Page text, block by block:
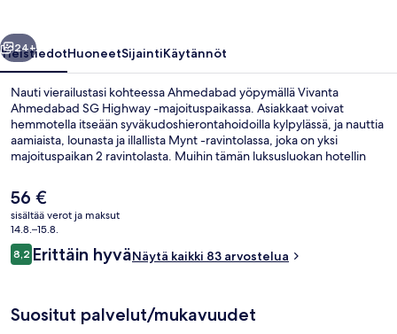
Seuraava
24+
YleistiedotHuoneetSijaintiKäytännöt
Nauti vierailustasi kohteessa Ahmedabad yöpymällä Vivanta
Ahmedabad SG Highway -majoituspaikassa. Asiakkaat voivat
hemmotella itseään syväkudoshierontahoidoilla kylpylässä, ja nauttia
aamiaista, lounasta ja illallista Mynt -ravintolassa, joka on yksi
majoituspaikan 2 ravintolasta. Muihin tämän luksusluokan hotellin
Nykyinen
hinta
on
56 €
56 €
sisältää verot ja maksut
14.8.–15.8.
Arvostelut
8,28,2 kautta 10.
Erittäin hyväNäytä kaikki 83 arvostelua
Suositut palvelut/mukavuudet